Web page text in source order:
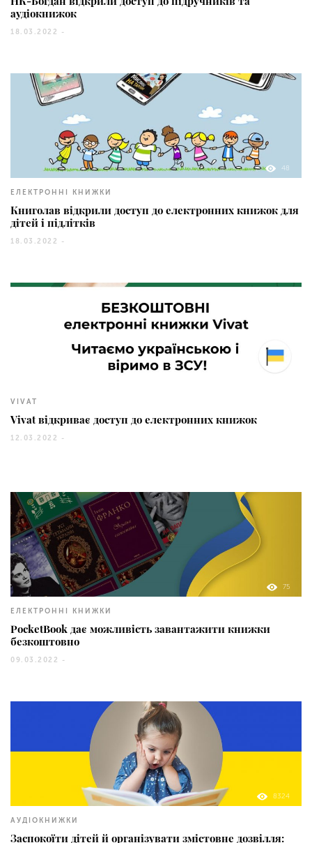
аудіокнижок
18.03.2022 -
48
ЕЛЕКТРОННІ КНИЖКИ
Книголав відкрили доступ до електронних книжок для
дітей і підлітків
18.03.2022 -
VIVAT
Vivat відкриває доступ до електронних книжок
12.03.2022 -
75
ЕЛЕКТРОННІ КНИЖКИ
PocketBook дає можливість завантажити книжки
безкоштовно
09.03.2022 -
8324
АУДІОКНИЖКИ
Заспокоїти дітей й організувати змістовне дозвілля: